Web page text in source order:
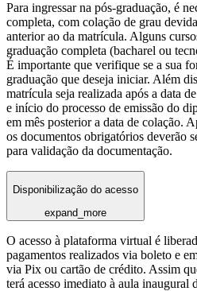
Para ingressar na pós-graduação, é
completa, com colação de grau
anterior ao da matrícula. Alguns
graduação completa (bacharel ou
É importante que verifique se a sua
graduação que deseja iniciar. Além
matrícula seja realizada após a data
e início do processo de emissão do
em mês posterior a data de colação.
os documentos obrigatórios deverão
para validação da documentação.
Disponibilização do acesso
expand_more
O acesso à plataforma virtual é
pagamentos realizados via boleto e
via Pix ou cartão de crédito. Assim
terá acesso imediato à aula inaugural